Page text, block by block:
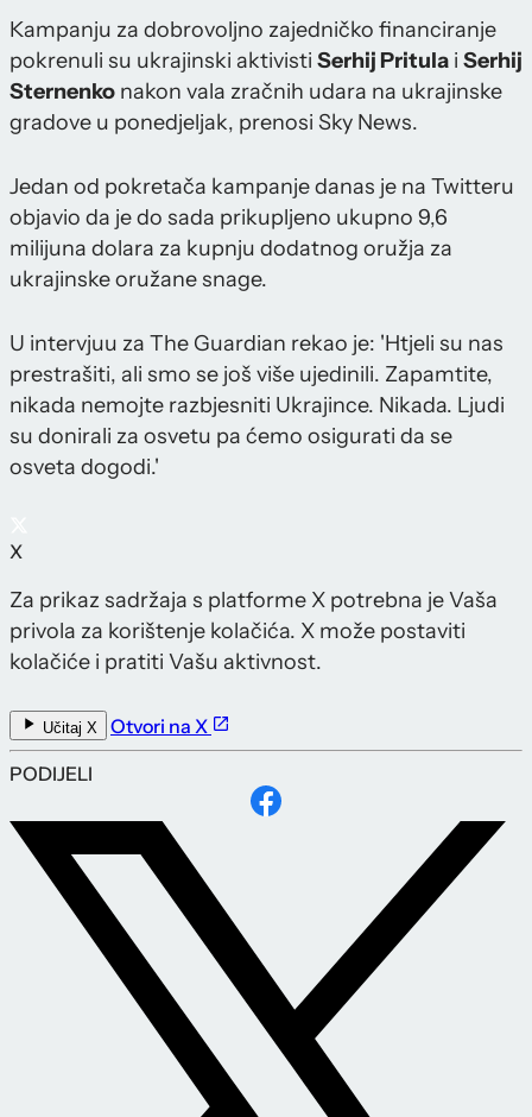
Kampanju za dobrovoljno zajedničko financiranje
pokrenuli su ukrajinski aktivisti Serhij Pritula i Serhij
Sternenko nakon vala zračnih udara na ukrajinske
gradove u ponedjeljak, prenosi Sky News.
Jedan od pokretača kampanje danas je na Twitteru
objavio da je do sada prikupljeno ukupno 9,6
milijuna dolara za kupnju dodatnog oružja za
ukrajinske oružane snage.
U intervjuu za The Guardian rekao je: 'Htjeli su nas
prestrašiti, ali smo se još više ujedinili. Zapamtite,
nikada nemojte razbjesniti Ukrajince. Nikada. Ljudi
su donirali za osvetu pa ćemo osigurati da se
osveta dogodi.'
X
Za prikaz sadržaja s platforme X potrebna je Vaša
privola za korištenje kolačića. X može postaviti
kolačiće i pratiti Vašu aktivnost.
Učitaj X
Otvori na X
PODIJELI